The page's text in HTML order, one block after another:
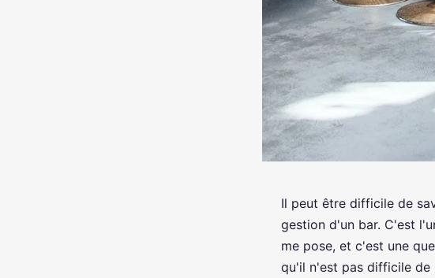
Il peut être difficile de
gestion d'un bar. C'est
me pose, et c'est une
qu'il n'est pas difficile de